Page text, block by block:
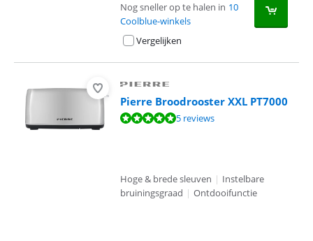
Nog sneller op te halen in 10
Coolblue-winkels
Vergelijken
Pierre Broodrooster XXL PT7000
Beoordeling is 9,5 van de 10, gebaseerd op 5 reviews.
5 reviews
Hoge & brede sleuven | Instelbare
bruiningsgraad | Ontdooifunctie